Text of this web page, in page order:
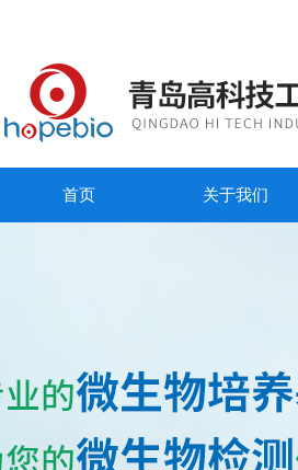
首页 关于我们